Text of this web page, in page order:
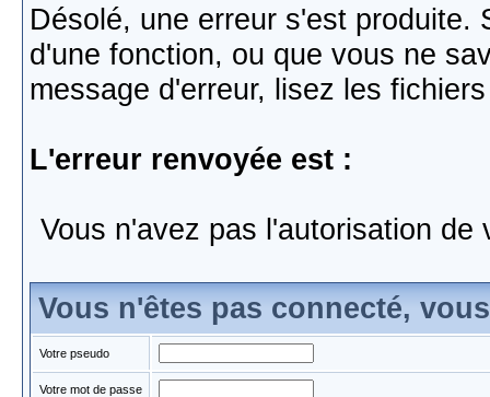
Désolé, une erreur s'est produite.
d'une fonction, ou que vous ne
message d'erreur, lisez les
L'erreur renvoyée est :
Vous n'avez pas l'autorisation de
Vous n'êtes pas connecté,
Votre pseudo
Votre mot de passe